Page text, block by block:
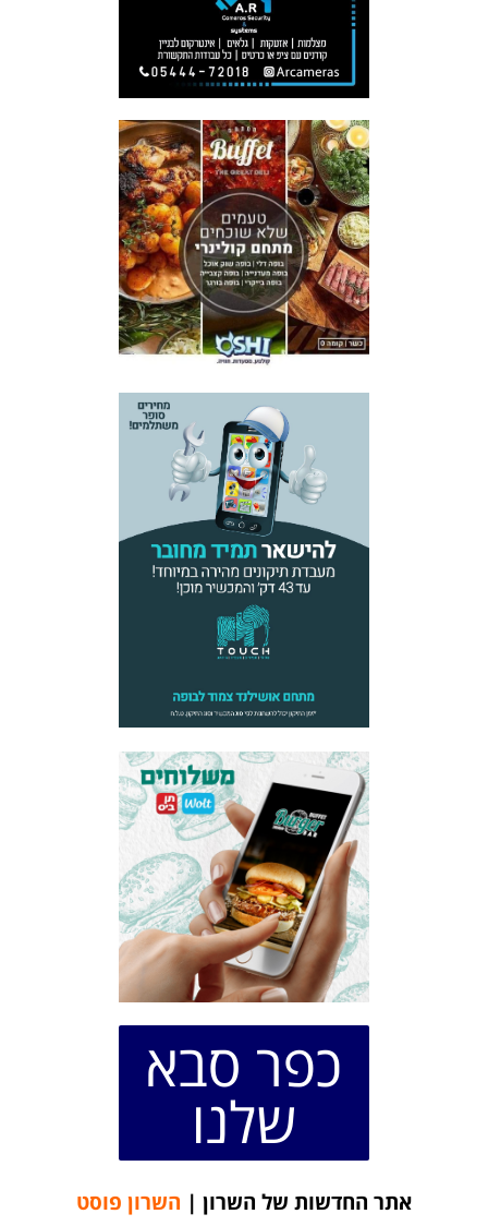
כפר סבא
שלנו
אתר החדשות של השרון | השרון פוסט